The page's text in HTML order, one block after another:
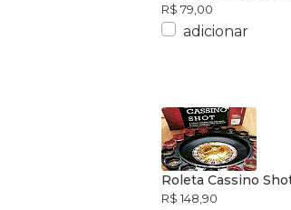
R$ 79,00
adicionar
Roleta Cassino
R$ 148,90